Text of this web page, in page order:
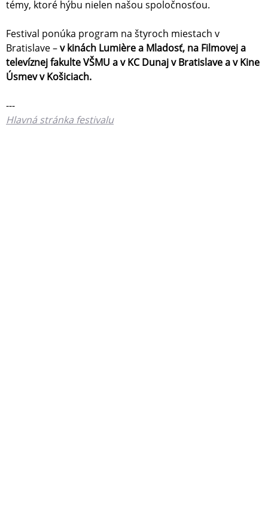
témy, ktoré hýbu nielen našou spoločnosťou.
Festival ponúka program na štyroch miestach v
Bratislave –v kinách Lumière a Mladosť, na Filmovej a
televíznej fakulte VŠMU a v KC Dunaj v Bratislave a v Kine
Úsmev v Košiciach.
---
Hlavná stránka festivalu